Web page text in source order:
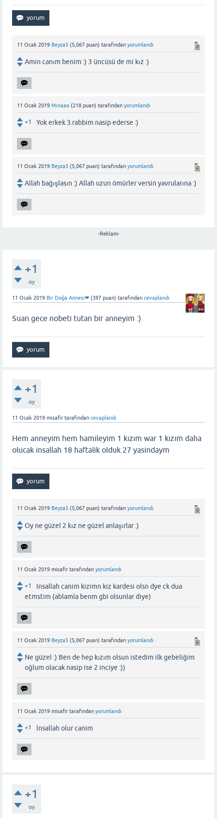
11 Ocak 2019 Beyza5 (5,067 puan) tarafından yorumlandı
Amin canım benim :) 3 üncüsü de mi kız :)
11 Ocak 2019 Minaaa (218 puan) tarafından yorumlandı
+1 Yok erkek 3.rabbim nasip ederse :)
11 Ocak 2019 Beyza5 (5,067 puan) tarafından yorumlandı
Allah bağışlasın :) Allah uzun ömürler versin yavrularına :)
-Reklam-
+1
oy
11 Ocak 2019 Bir Doğa Annesi❤ (397 puan) tarafından cevaplandı
Suan gece nobeti tutan bir anneyim :)
+1
oy
11 Ocak 2019 misafir tarafından cevaplandı
Hem anneyim hem hamileyim 1 kızım war 1 kızım daha
olucak insallah 18 haftalik olduk 27 yasindaym
11 Ocak 2019 Beyza5 (5,067 puan) tarafından yorumlandı
Oy ne güzel 2 kız ne güzel anlaşırlar :)
11 Ocak 2019 misafir tarafından yorumlandı
+1
Insallah canim kizimn kiz kardesi olsn dye ck dua
etmstim (ablamla benm gbi olsunlar diye)
11 Ocak 2019 Beyza5 (5,067 puan) tarafından yorumlandı
Ne güzel :) Ben de hep kızım olsun istedim ilk gebeliğim
oğlum olacak nasip ise 2 inciye :))
11 Ocak 2019 misafir tarafından yorumlandı
+1 İnsallah olur canim
+1
oy